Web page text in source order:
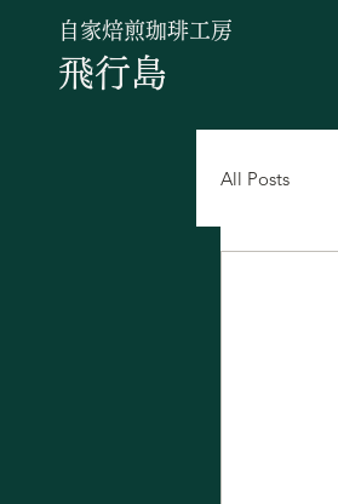
自家焙煎珈琲工房
飛行島
All Posts